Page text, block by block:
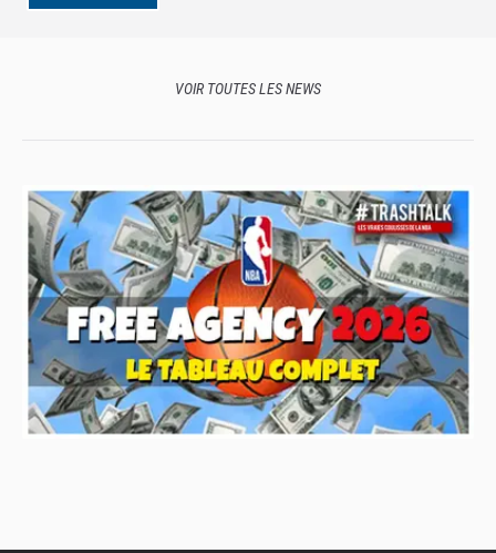
VOIR TOUTES LES NEWS